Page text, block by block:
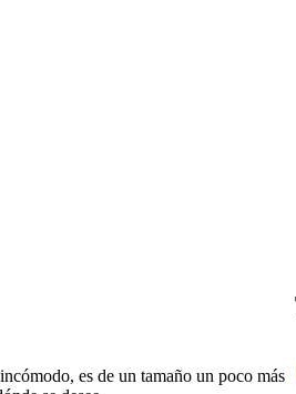
es de un tamaño un poco más